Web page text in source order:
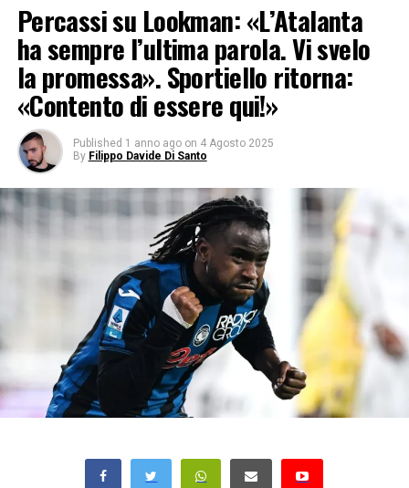
Percassi su Lookman: «L’Atalanta
ha sempre l’ultima parola. Vi svelo
la promessa». Sportiello ritorna:
«Contento di essere qui!»
Published 1 anno ago on 4 Agosto 2025
By Filippo Davide Di Santo